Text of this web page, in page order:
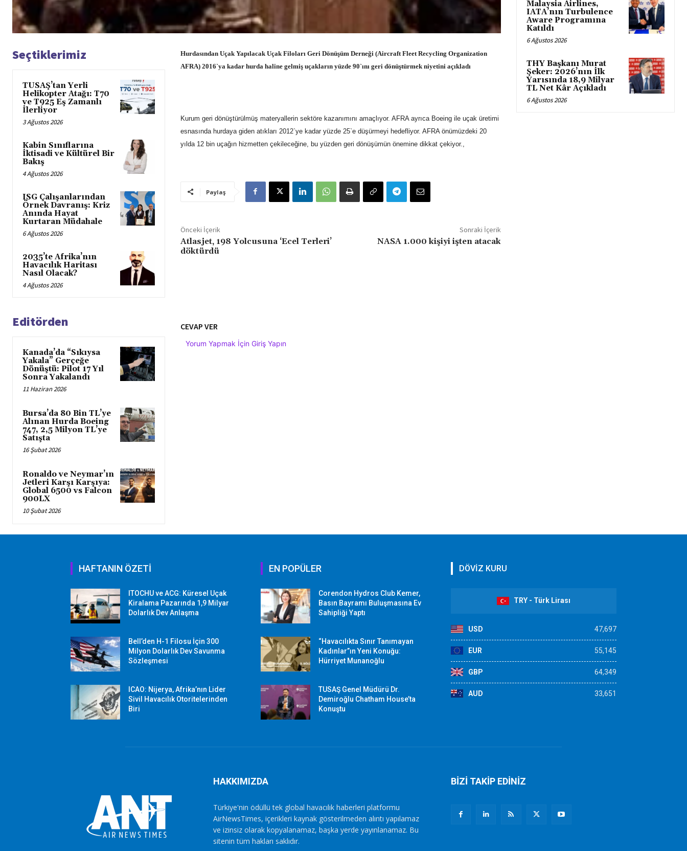
Seçtiklerimiz
TUSAŞ’tan Yerli
Helikopter Atağı: T70
ve T925 Eş Zamanlı
İlerliyor
3 Ağustos 2026
Kabin Sınıflarına
İktisadi ve Kültürel Bir
Bakış
4 Ağustos 2026
ISG Çalışanlarından
Örnek Davranış: Kriz
Anında Hayat
Kurtaran Müdahale
6 Ağustos 2026
2035’te Afrika’nın
Havacılık Haritası
Nasıl Olacak?
4 Ağustos 2026
Hurdasından Uçak Yapılacak Uçak Filoları Geri Dönüşüm Derneği (Aircraft Fleet Recycling Organization
AFRA) 2016`ya kadar hurda haline gelmiş uçakların yüzde 90`ını geri dönüştürmek niyetini açıkladı
Kurum geri dönüştürülmüş materyallerin sektöre kazanımını amaçlıyor. AFRA ayrıca Boeing ile uçak üretimi
esnasında hurdaya giden atıkları 2012`ye kadar yüzde 25`e düşürmeyi hedefliyor. AFRA önümüzdeki 20
yılda 12 bin uçağın hizmetten çekileceğine, bu yüzden geri dönüşümün önemine dikkat çekiyor.,
Paylaş
Önceki İçerik
Atlasjet, 198 Yolcusuna ‘Ecel Terleri’
döktürdü
Sonraki İçerik
NASA 1.000 kişiyi işten atacak
Editörden
Kanada’da “Sıkıysa
Yakala” Gerçeğe
Dönüştü: Pilot 17 Yıl
Sonra Yakalandı
11 Haziran 2026
Bursa’da 80 Bin TL’ye
Alınan Hurda Boeing
747, 2,5 Milyon TL’ye
Satışta
16 Şubat 2026
Ronaldo ve Neymar’ın
Jetleri Karşı Karşıya:
Global 6500 vs Falcon
900LX
10 Şubat 2026
CEVAP VER
Yorum Yapmak İçin Giriş Yapın
Malaysia Airlines,
IATA’nın Turbulence
Aware Programına
Katıldı
6 Ağustos 2026
THY Başkanı Murat
Şeker: 2026’nın İlk
Yarısında 18,9 Milyar
TL Net Kâr Açıkladı
6 Ağustos 2026
HAFTANIN ÖZETİ
ITOCHU ve ACG: Küresel Uçak
Kiralama Pazarında 1,9 Milyar
Dolarlık Dev Anlaşma
Bell’den H-1 Filosu İçin 300
Milyon Dolarlık Dev Savunma
Sözleşmesi
ICAO: Nijerya, Afrika’nın Lider
Sivil Havacılık Otoritelerinden
Biri
EN POPÜLER
Corendon Hydros Club Kemer,
Basın Bayramı Buluşmasına Ev
Sahipliği Yaptı
“Havacılıkta Sınır Tanımayan
Kadınlar”ın Yeni Konuğu:
Hürriyet Munanoğlu
TUSAŞ Genel Müdürü Dr.
Demiroğlu Chatham House’ta
Konuştu
DÖVİZ KURU
TRY - Türk Lirası
USD 47,697
EUR 55,145
GBP 64,349
AUD 33,651
HAKKIMIZDA
Türkiye'nin ödüllü tek global havacılık haberleri platformu
AirNewsTimes, içerikleri kaynak gösterilmeden alıntı yapılamaz
ve izinsiz olarak kopyalanamaz, başka yerde yayınlanamaz. Bu
sitenin tüm hakları saklıdır.
BİZİ TAKİP EDİNİZ